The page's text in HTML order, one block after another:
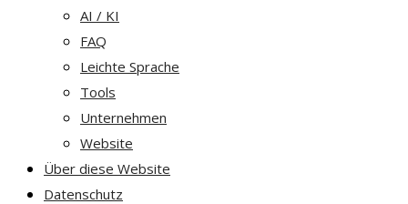
AI / KI
FAQ
Leichte Sprache
Tools
Unternehmen
Website
Über diese Website
Datenschutz